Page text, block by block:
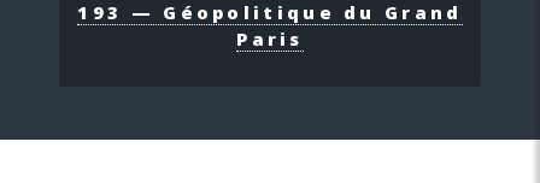
193 — Géopolitique du Grand
Paris